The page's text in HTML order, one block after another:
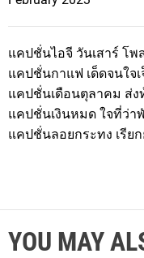
แคปชั่นไอจี วันเสาร์ โพ
แคปชั่นกาแฟ เด็ดจนใจ
แคปชั่นเดือนตุลาคม ส่
แคปชั่นเงินหมด ใจที่ว่า
แคปชั่นลอยกระทง เรีย
YOU MAY